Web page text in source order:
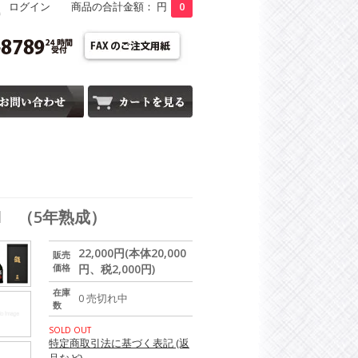
ログイン 商品の合計金額： 円 0
5年熟成）
販売
価格
22,000円(本体20,000
円、税2,000円)
在庫
数
0 売切れ中
SOLD OUT
特定商取引法に基づく表記 (返